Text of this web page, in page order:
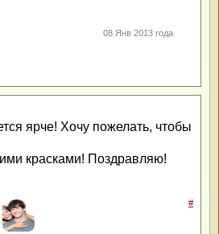
08 Янв 2013 года
ярче! Хочу пожелать, чтобы
красками! Поздравляю!
#